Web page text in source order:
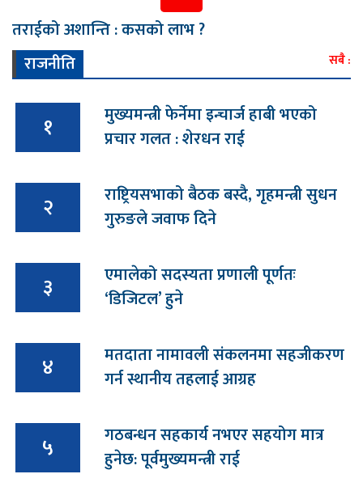
तराईको अशान्ति : कसको लाभ ?
राजनीति
सबै :
१
मुख्यमन्त्री फेर्नेमा इन्चार्ज हाबी भएको
प्रचार गलत : शेरधन राई
२
राष्ट्रियसभाको बैठक बस्दै, गृहमन्त्री सुधन
गुरुङले जवाफ दिने
३
एमालेको सदस्यता प्रणाली पूर्णतः
‘डिजिटल’ हुने
४
मतदाता नामावली संकलनमा सहजीकरण
गर्न स्थानीय तहलाई आग्रह
५
गठबन्धन सहकार्य नभएर सहयोग मात्र
हुनेछ: पूर्वमुख्यमन्त्री राई